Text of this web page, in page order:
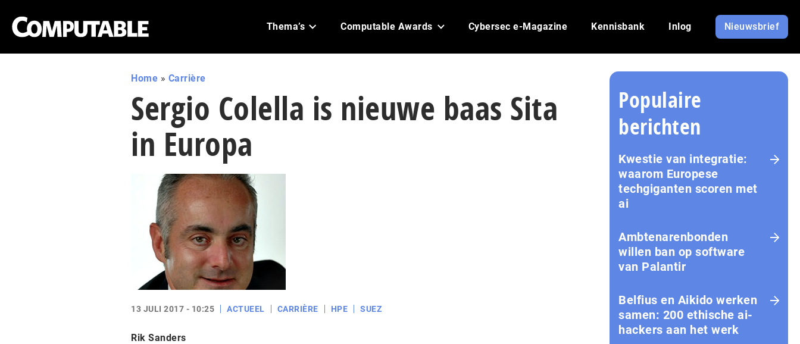
Thema’s Computable Awards Cybersec e-Magazine Kennisbank Inlog Nieuwsbrief
Home » Carrière
Sergio Colella is nieuwe baas Sita
in Europa
13 JULI 2017 - 10:25 ACTUEEL CARRIÈRE HPE SUEZ
Rik Sanders
Populaire
berichten
Kwestie van integratie:
waarom Europese
techgiganten scoren met
ai
Amb­te­na­ren­bon­den
willen ban op software
van Palantir
Belfius en Aikido werken
samen: 200 ethische ai-
hackers aan het werk